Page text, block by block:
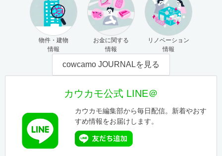
物件・建物
情報
お金に関する
情報
リノベーション
情報
cowcamo JOURNALを見る
カウカモ公式 LINE＠
カウカモ編集部から毎日配信。新着やおす
すめ情報をお届けします。